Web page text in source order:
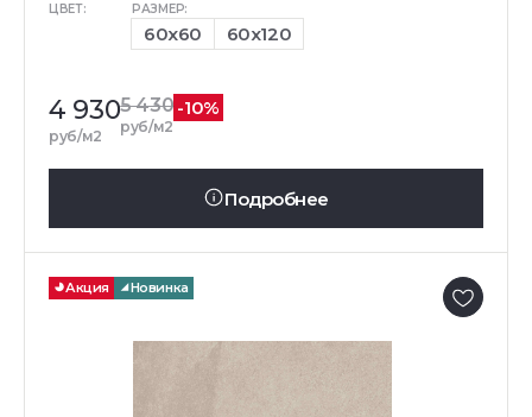
ЦВЕТ: РАЗМЕР:
60x60 60x120
4 930
руб/м2
5 430
руб/м2
-10%
Подробнее
Акция Новинка